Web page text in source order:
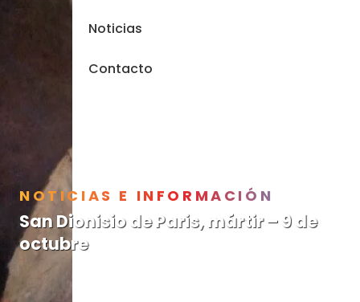
NOTICIAS E INFORMACIÓN
San Dionisio de Paris, mártir – 9 de
octubre
Noticias
Contacto